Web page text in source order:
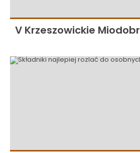
V Krzeszowickie